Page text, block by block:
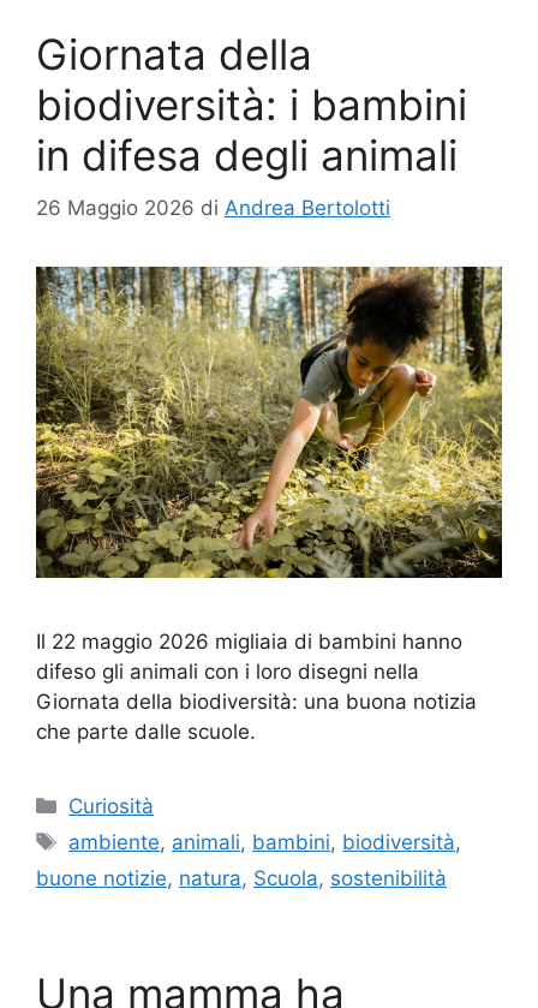
Giornata della
biodiversità: i bambini
in difesa degli animali
26 Maggio 2026 di Andrea Bertolotti
Il 22 maggio 2026 migliaia di bambini hanno
difeso gli animali con i loro disegni nella
Giornata della biodiversità: una buona notizia
che parte dalle scuole.
Categorie
Curiosità
Tag
ambiente, animali, bambini, biodiversità,
buone notizie, natura, Scuola, sostenibilità
Una mamma ha